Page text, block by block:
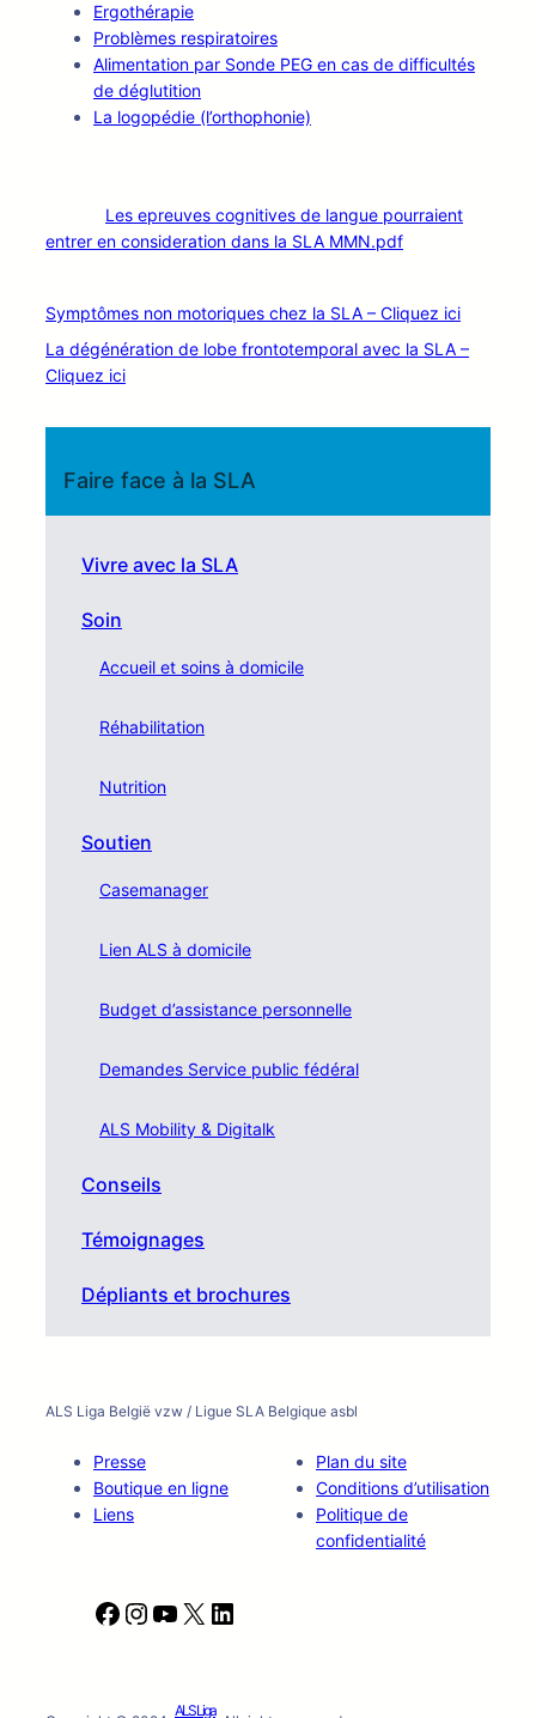
Ergothérapie
Problèmes respiratoires
Alimentation par Sonde PEG en cas de difficultés
de déglutition
La logopédie (l’orthophonie)
Les epreuves cognitives de langue pourraient
entrer en consideration dans la SLA MMN.pdf
Symptômes non motoriques chez la SLA – Cliquez ici
La dégénération de lobe frontotemporal avec la SLA –
Cliquez ici
Faire face à la SLA
Vivre avec la SLA
Soin
Accueil et soins à domicile
Réhabilitation
Nutrition
Soutien
Casemanager
Lien ALS à domicile
Budget d’assistance personnelle
Demandes Service public fédéral
ALS Mobility & Digitalk
Conseils
Témoignages
Dépliants et brochures
ALS Liga België vzw / Ligue SLA Belgique asbl
Presse
Boutique en ligne
Liens
Plan du site
Conditions d’utilisation
Politique de
confidentialité
F
I
Y
X
ALS Liga